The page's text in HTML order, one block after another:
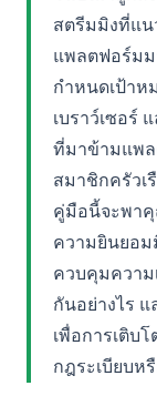
สตรีมมิงที่แน
แพลตฟอร์มม
กำหนดเป้าห
เบราว์เซอร์
ที่มาข้ามแพ
สมาชิกครัวเ
คู่มือนี้จะพาคุ
ความยินยอ
ควบคุมควา
กันอย่างไร
เพื่อการเติบ
กฎระเบียบ